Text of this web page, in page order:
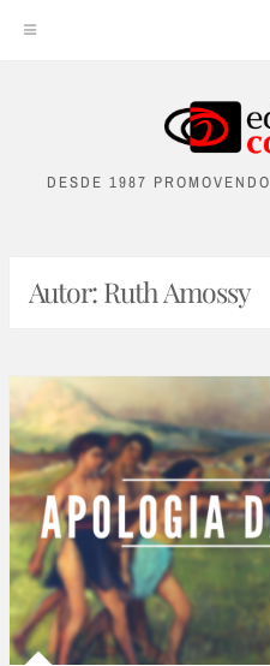
contentDESDE 1987
Autor:Ruth Amossy